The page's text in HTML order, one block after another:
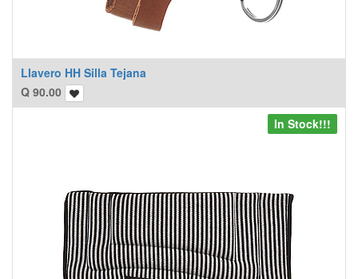
Llavero HH Silla Tejana
Q 90.00
In Stock!!!